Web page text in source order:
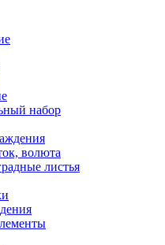
набор
волюта
листья